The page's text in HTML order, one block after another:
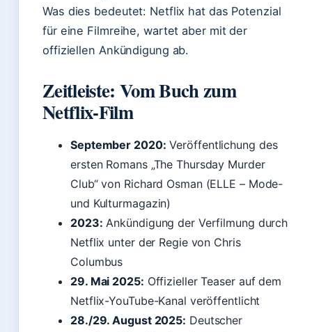
Was dies bedeutet: Netflix hat das Potenzial
für eine Filmreihe, wartet aber mit der
offiziellen Ankündigung ab.
Zeitleiste: Vom Buch zum
Netflix-Film
September 2020: Veröffentlichung des
ersten Romans „The Thursday Murder
Club“ von Richard Osman (ELLE – Mode-
und Kulturmagazin)
2023: Ankündigung der Verfilmung durch
Netflix unter der Regie von Chris
Columbus
29. Mai 2025: Offizieller Teaser auf dem
Netflix-YouTube-Kanal veröffentlicht
28./29. August 2025: Deutscher